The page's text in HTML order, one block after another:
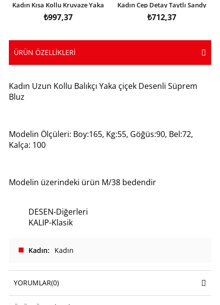
Kadın Kısa Kollu Kruvaze Yaka
Eteği Volanlı Krep Elbise
₺997,37
Kadın Cep Detay Taytlı Sandy
Etek
₺712,37
ÜRÜN ÖZELLIKLERI
Kadın Uzun Kollu Balıkçı Yaka çiçek Desenli Süprem
Bluz
Modelin Ölçüleri: Boy:165, Kg:55, Göğüs:90, Bel:72,
Kalça: 100
Modelin üzerindeki ürün M/38 bedendir
DESEN-Diğerleri
KALIP-Klasik
Kadın Kadın
YORUMLAR(0)